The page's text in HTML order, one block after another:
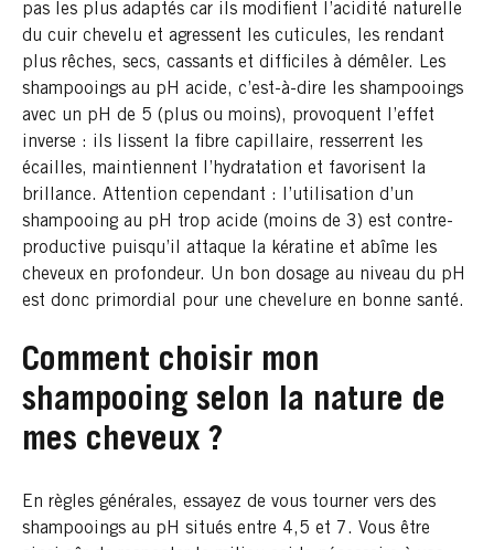
pas les plus adaptés car ils modifient l’acidité naturelle
du cuir chevelu et agressent les cuticules, les rendant
plus rêches, secs, cassants et difficiles à démêler. Les
shampooings au pH acide, c’est-à-dire les shampooings
avec un pH de 5 (plus ou moins), provoquent l’effet
inverse : ils lissent la fibre capillaire, resserrent les
écailles, maintiennent l’hydratation et favorisent la
brillance. Attention cependant : l’utilisation d’un
shampooing au pH trop acide (moins de 3) est contre-
productive puisqu’il attaque la kératine et abîme les
cheveux en profondeur. Un bon dosage au niveau du pH
est donc primordial pour une chevelure en bonne santé.
Comment choisir mon
shampooing selon la nature de
mes cheveux ?
En règles générales, essayez de vous tourner vers des
shampooings au pH situés entre 4,5 et 7. Vous être